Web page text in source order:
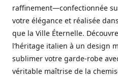
raffinement—confectionnée
votre élégance et réalisée
que la Ville Éternelle.
l’héritage italien à un design
sublimer votre garde-robe
véritable maîtrise de la